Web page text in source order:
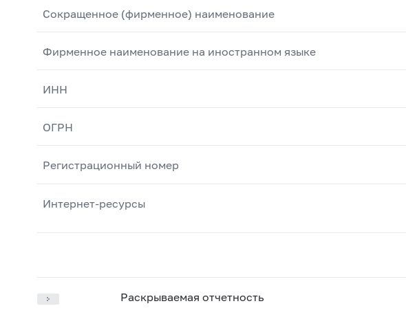
Сокращенное (фирменное) наименование
Фирменное наименование на иностранном языке
ИНН
ОГРН
Регистрационный номер
Интернет-ресурсы
Раскрываемая отчетность